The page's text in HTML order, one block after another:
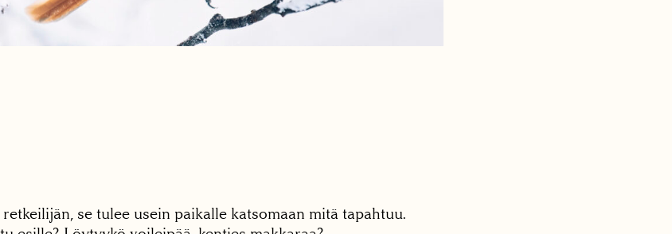
se tulee usein paikalle katsomaan mitä tapahtuu.